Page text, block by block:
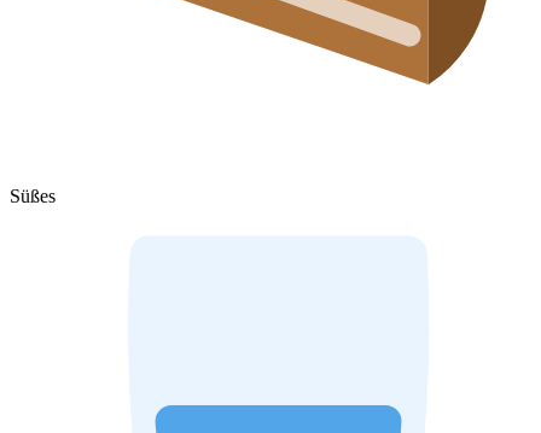
Süßes